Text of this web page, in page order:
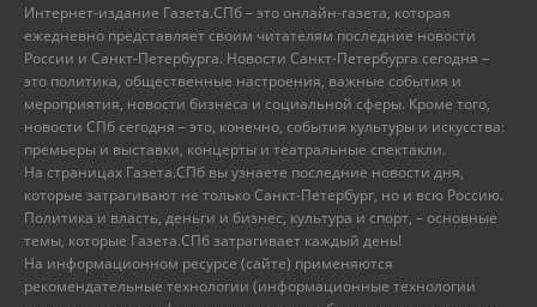
Интернет-издание Газета.СПб – это онлайн-газета, которая
ежедневно представляет своим читателям последние новости
России и Санкт-Петербурга. Новости Санкт-Петербурга сегодня –
это политика, общественные настроения, важные события и
мероприятия, новости бизнеса и социальной сферы. Кроме того,
новости СПб сегодня – это, конечно, события культуры и искусства:
премьеры и выставки, концерты и театральные спектакли.
На страницах Газета.СПб вы узнаете последние новости дня,
которые затрагивают не только Санкт-Петербург, но и всю Россию.
Политика и власть, деньги и бизнес, культура и спорт, – основные
темы, которые Газета.СПб затрагивает каждый день!
На информационном ресурсе (сайте) применяются
рекомендательные технологии (информационные технологии